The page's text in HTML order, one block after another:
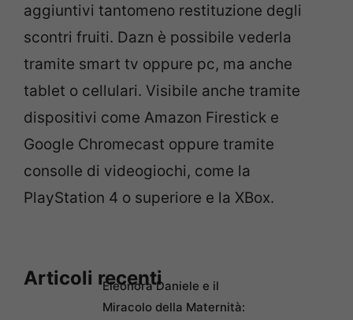
aggiuntivi tantomeno restituzione degli
scontri fruiti. Dazn è possibile vederla
tramite smart tv oppure pc, ma anche
tablet o cellulari. Visibile anche tramite
dispositivi come Amazon Firestick e
Google Chromecast oppure tramite
consolle di videogiochi, come la
PlayStation 4 o superiore e la XBox.
Articoli recentiEleonora Daniele e il
Miracolo della Maternità: